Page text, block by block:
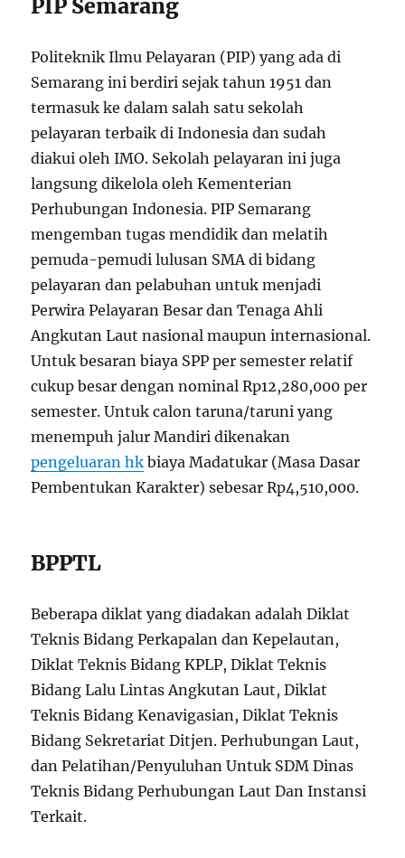
PIP Semarang
Politeknik Ilmu Pelayaran (PIP) yang ada di
Semarang ini berdiri sejak tahun 1951 dan
termasuk ke dalam salah satu sekolah
pelayaran terbaik di Indonesia dan sudah
diakui oleh IMO. Sekolah pelayaran ini juga
langsung dikelola oleh Kementerian
Perhubungan Indonesia. PIP Semarang
mengemban tugas mendidik dan melatih
pemuda-pemudi lulusan SMA di bidang
pelayaran dan pelabuhan untuk menjadi
Perwira Pelayaran Besar dan Tenaga Ahli
Angkutan Laut nasional maupun internasional.
Untuk besaran biaya SPP per semester relatif
cukup besar dengan nominal Rp12,280,000 per
semester. Untuk calon taruna/taruni yang
menempuh jalur Mandiri dikenakan
pengeluaran hk biaya Madatukar (Masa Dasar
Pembentukan Karakter) sebesar Rp4,510,000.
BPPTL
Beberapa diklat yang diadakan adalah Diklat
Teknis Bidang Perkapalan dan Kepelautan,
Diklat Teknis Bidang KPLP, Diklat Teknis
Bidang Lalu Lintas Angkutan Laut, Diklat
Teknis Bidang Kenavigasian, Diklat Teknis
Bidang Sekretariat Ditjen. Perhubungan Laut,
dan Pelatihan/Penyuluhan Untuk SDM Dinas
Teknis Bidang Perhubungan Laut Dan Instansi
Terkait.